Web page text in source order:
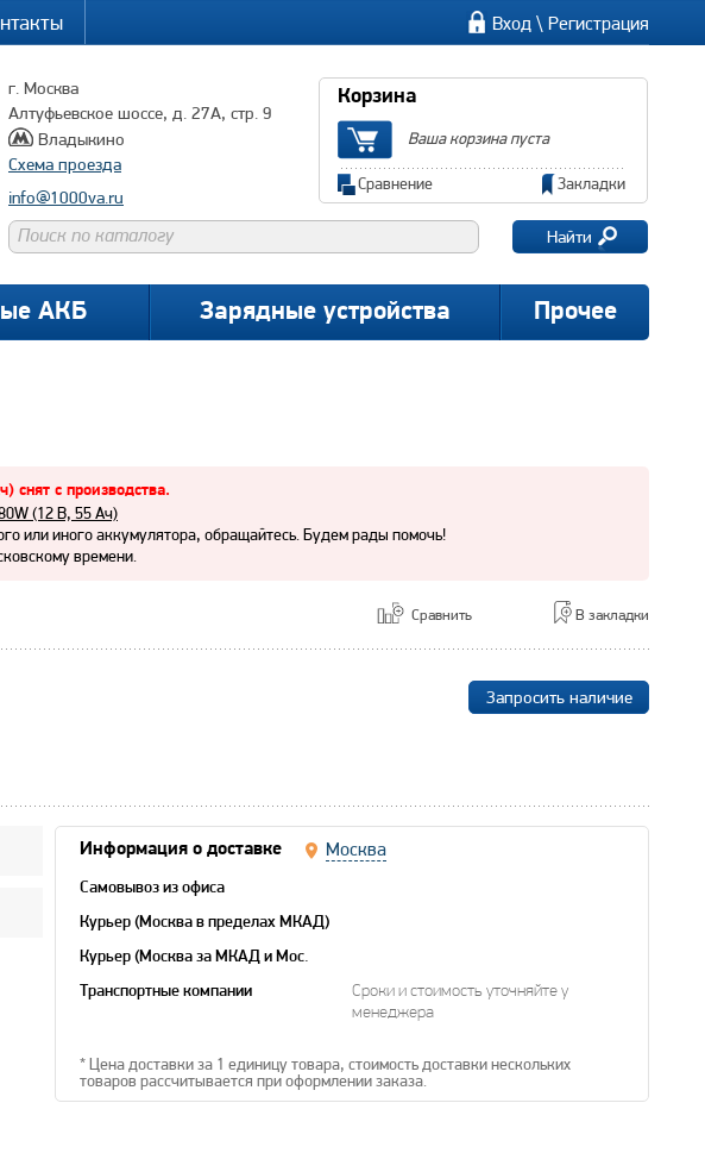
Вход \ Регистрация
г. Москва
Алтуфьевское шоссе, д. 27А, стр. 9
Владыкино
Схема проезда
info@1000va.ru
Корзина
Ваша корзина пуста
Сравнение Закладки
Найти
АКБ Зарядные устройства Прочее
снят с производства.
(12 В, 55 Ач)
или иного аккумулятора, обращайтесь. Будем рады помочь!
времени.
Сравнить В закладки
Запросить наличие
Информация о доставке Москва
Самовывоз из офиса
Курьер (Москва в пределах МКАД)
Курьер (Москва за МКАД и Мос.
Транспортные компании
Сроки и стоимость уточняйте у
менеджера
* Цена доставки за 1 единицу товара, стоимость доставки нескольких
товаров рассчитывается при оформлении заказа.